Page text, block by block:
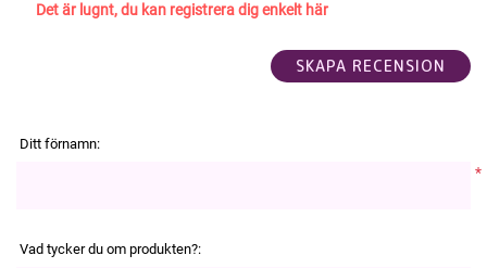
Det är lugnt, du kan registrera dig enkelt här
Ditt förnamn:
*
Vad tycker du om produkten?: